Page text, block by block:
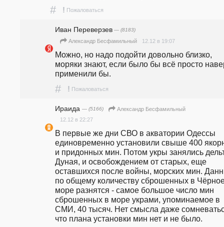
# ! Пожаловаться
Иван Переверзев — (8183)
Александр Бесфамильный 12.12 в 19:07
Можно, но надо подойти довольно близко,
моряки знают, если было бы всё просто
применили бы.
# ! Пожаловаться
Ираида — (5166)
Александр Бесфамильный
12.12 в 22:27
В первые же дни СВО в акватории Одессы
единовременно установили свыше 400
и придонных мин. Потом укры занялись
Дуная, и освобождением от старых, еще
оставшихся после войны, морских мин.
по общему количеству сброшенных в
море разнятся - самое большое число мин
сброшенных в море украми, упоминаемое в
СМИ, 40 тысяч. Нет смысла даже
что плана установки мин нет и не было.